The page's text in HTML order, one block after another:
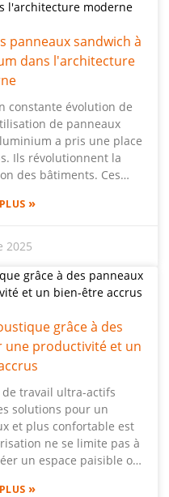
propres brevets et sa
la durée de vie
de la chaleur et
comme par exemple
exploiter pleinement
est devenu
souhaitent adopter une
leur efficacité
environnemental.
panneaux sandwich à
dans l'architecture
constante évolution de
de panneaux
a pris une place
Ils révolutionnent la
des bâtiments. Ces
poids et d'excellentes
des immeubles de
rapport de Grand View
mondial de ces
atteindre environ 37,6
de leur importance
Beihai Composite
garde, notamment en ce
propriété intellectuelle
développement de la
plutôt intéressant. Alors
des matériaux
sandwich en nid
»
2025
grâce à des
une productivité et un
travail ultra-actifs
solutions pour un
et plus confortable est
ne se limite pas à
un espace paisible où
»